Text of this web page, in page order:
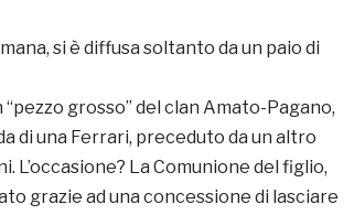
si è diffusa soltanto da un paio di
grosso” del clan Amato-Pagano,
di una Ferrari, preceduto da un altro
L’occasione? La Comunione del figlio,
grazie ad una concessione di lasciare